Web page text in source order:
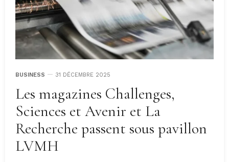
BUSINESS 31 DÉCEMBRE 2025
Les magazines Challenges,
Sciences et Avenir et La
Recherche passent sous pavillon
LVMH